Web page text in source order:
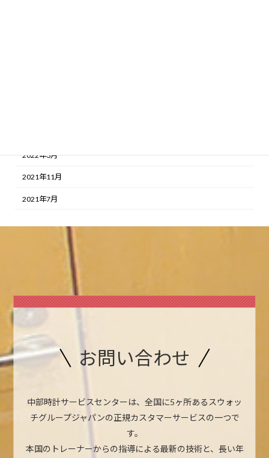
2022年3月
2021年11月
2021年7月
お問い合わせ
中部時計サービスセンターは、全国に5ヶ所あるスウォッ
チグループジャパンの正規カスタマーサービスの一つで
す。
本国のトレーナーからの指導による最新の技術と、長い年